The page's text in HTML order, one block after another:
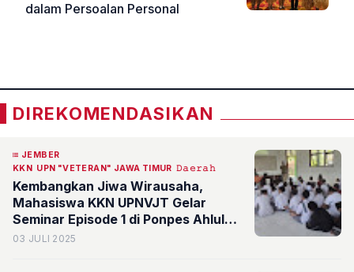
dalam Persoalan Personal
DIREKOMENDASIKAN
JEMBER
KKN UPN "VETERAN" JAWA TIMUR 𝙳𝚊𝚎𝚛𝚊𝚑
Kembangkan Jiwa Wirausaha,
Mahasiswa KKN UPNVJT Gelar
Seminar Episode 1 di Ponpes Ahlul
Irfan
03 JULI 2025